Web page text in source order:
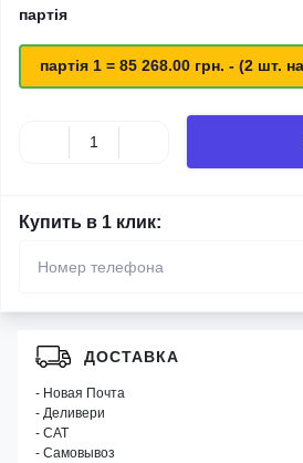
партія
партія 1 = 85 268.00 грн. - (2 шт.
Купить в 1 клик:
ДОСТАВКА
- Новая Почта
- Деливери
- САТ
- Самовывоз